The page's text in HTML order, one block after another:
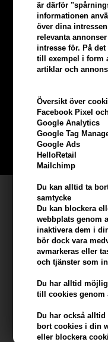
är därför
informationen
över dina
relevanta
intresse för. På
till exempel i form
artiklar och
Översikt över
Facebook Pixel
Google Analytics
Google Tag
Google Ads
HelloRetail
Mailchimp
Du kan alltid ta
samtycke
Du kan blockera
webbplats genom
inaktivera dem i
bör dock vara
avmarkeras eller
och tjänster som
Du har alltid
till cookies genom
Du har också
bort cookies i din
eller blockera
Tjäna5%
beställning
Bli en del av vår
BLI EN GRATIS
Kundservice
Hair247
Frisenborgvej 6A
DK-7800 Skive
info@hair247.se
Kom ihåg att vi
Billig frakt
100% nöjdhet - 356